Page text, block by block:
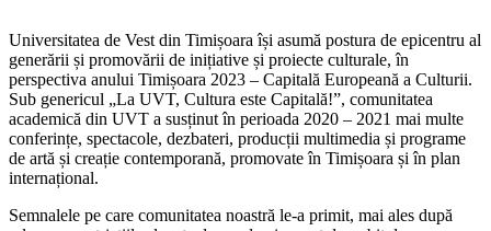
Universitatea de Vest din Timișoara își asumă postura de epicentru al
generării și promovării de inițiative și proiecte culturale, în
perspectiva anului Timișoara 2023 – Capitală Europeană a Culturii.
Sub genericul „La UVT, Cultura este Capitală!”, comunitatea
academică din UVT a susținut în perioada 2020 – 2021 mai multe
conferințe, spectacole, dezbateri, producții multimedia și programe
de artă și creație contemporană, promovate în Timișoara și în plan
internațional.
Semnalele pe care comunitatea noastră le-a primit, mai ales după